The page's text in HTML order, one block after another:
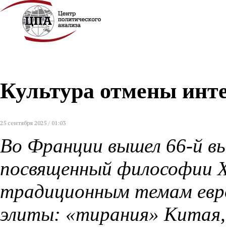
Культура отмены
25 сентября 2025 / 01:03
Во Франции вышел 66-й
посвященный философии
традиционным темам
элиты: «тирания»